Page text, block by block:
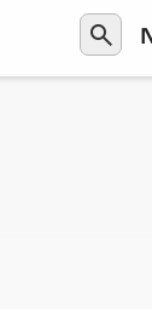
search
que